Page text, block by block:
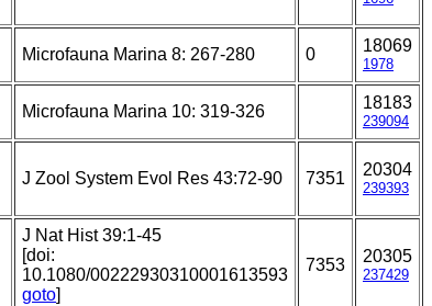
Microfauna Marina 8: 267-280 0 18069
1978
Microfauna Marina 10: 319-326 18183
239094
J Zool System Evol Res 43:72-90 7351 20304
239393
J Nat Hist 39:1-45
[doi:
10.1080/00222930310001613593
goto]
7353 20305
237429